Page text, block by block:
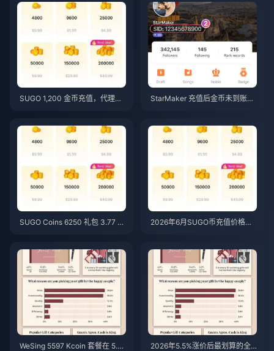
SUGO 1,200 金币充值，代理商
StarMaker 充值后金币未到账？
SUGO Coins 6250 礼包 3.77 美
2026年6月SUGO币充值价格：
WeSing 5597 Kcoin 套餐在 5.
2026年5.5%涨价后最划算的全